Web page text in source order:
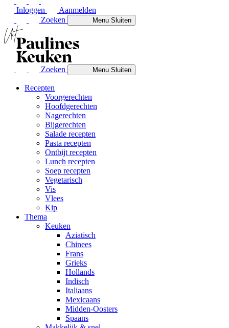
Inloggen
Aanmelden
Zoeken
MenuSluiten
Zoeken MenuSluiten
Recepten
Voorgerechten
Hoofdgerechten
Nagerechten
Bijgerechten
Salade recepten
Pasta recepten
Ontbijt recepten
Lunch recepten
Soep recepten
Vegetarisch
Vis
Vlees
Kip
Thema
Keuken
Aziatisch
Chinees
Frans
Grieks
Hollands
Indisch
Italiaans
Mexicaans
Midden-Oosters
Spaans